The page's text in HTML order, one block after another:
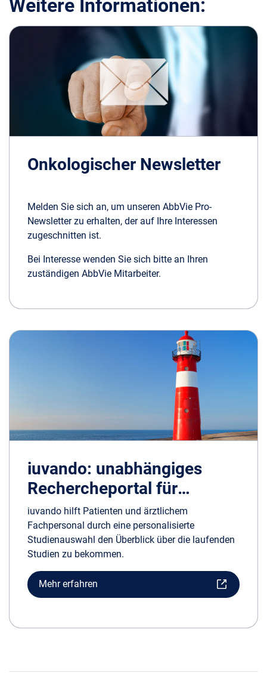
Weitere Informationen:
Onkologischer Newsletter
Melden Sie sich an, um unseren AbbVie Pro-
Newsletter zu erhalten, der auf Ihre Interessen
zugeschnitten ist.
Bei Interesse wenden Sie sich bitte an Ihren
zuständigen AbbVie Mitarbeiter.
iuvando: unabhängiges
Rechercheportal für
Krebspatienten
iuvando hilft Patienten und ärztlichem
Fachpersonal durch eine personalisierte
Studienauswahl den Überblick über die laufenden
Studien zu bekommen.
Mehr erfahren